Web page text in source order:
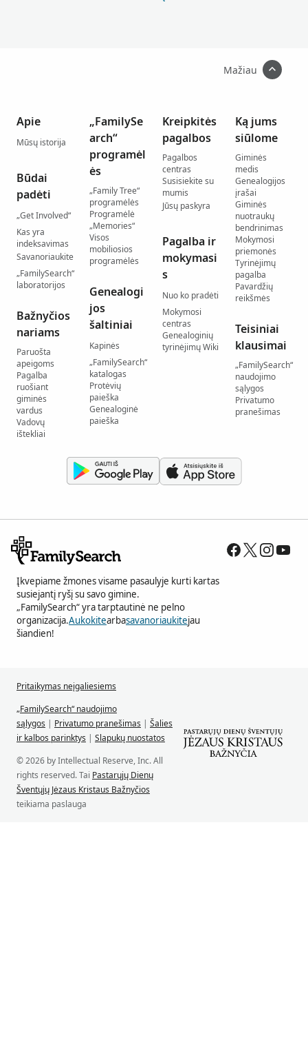
Mažiau
Apie
Mūsų istorija
Būdai
padėti
„Get Involved“
Kas yra
indeksavimas
Savanoriaukite
„FamilySearch“
laboratorijos
Bažnyčios
nariams
Paruošta
apeigoms
Pagalba
ruošiant
giminės
vardus
Vadovų
ištekliai
„FamilySe
arch“
programėl
ės
„Family Tree“
programėlės
Programėlė
„Memories“
Visos
mobiliosios
programėlės
Genealogi
jos
šaltiniai
Kapinės
„FamilySearch“
katalogas
Protėvių
paieška
Genealoginė
paieška
Kreipkitės
pagalbos
Pagalbos
centras
Susisiekite su
mumis
Jūsų paskyra
Pagalba ir
mokymasi
s
Nuo ko pradėti
Mokymosi
centras
Genealoginių
tyrinėjimų Wiki
Ką jums
siūlome
Giminės
medis
Genealogijos
įrašai
Giminės
nuotraukų
bendrinimas
Mokymosi
priemonės
Tyrinėjimų
pagalba
Pavardžių
reikšmės
Teisiniai
klausimai
„FamilySearch“
naudojimo
sąlygos
Privatumo
pranešimas
Įkvepiame žmones visame pasaulyje kurti kartas
susiejantį ryšį su savo gimine.
„FamilySearch“ yra tarptautinė ne pelno
organizacija.Aukokitearbasavanoriaukitejau
šiandien!
Pritaikymas neįgaliesiems
„FamilySearch“ naudojimo
sąlygos | Privatumo pranešimas | Šalies
ir kalbos parinktys | Slapukų nuostatos
© 2026 by Intellectual Reserve, Inc. All
rights reserved. Tai Pastarųjų Dienų
Šventųjų Jėzaus Kristaus Bažnyčios
teikiama paslauga